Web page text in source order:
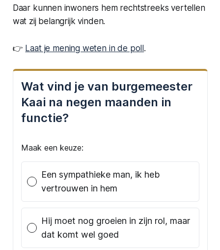
Daar kunnen inwoners hem rechtstreeks vertellen
wat zij belangrijk vinden.
👉 Laat je mening weten in de poll.